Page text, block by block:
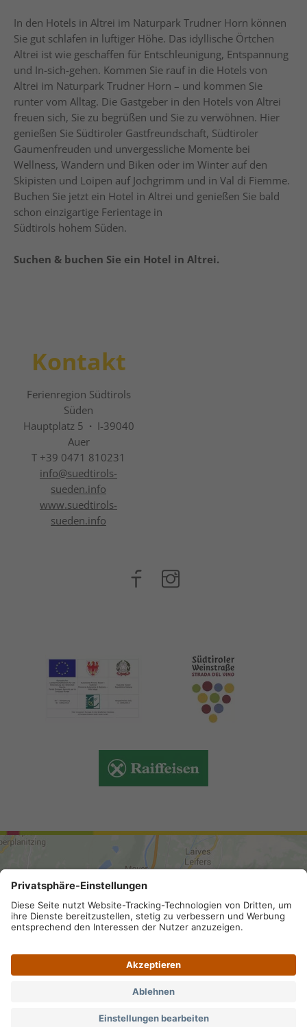
In den Hotels in Altrei im Naturpark Trudner Horn können
Sie gut schlafen in luftiger Höhe. Das idyllische Örtchen
Altrei ist wie geschaffen für Entschleunigung, Entspannung
und In-sich-gehen. Kommen Sie rauf in die Hotels von
Altrei im Naturpark Trudner Horn – und kommen Sie
runter vom Alltag. Die Gastgeber in den Hotels von Altrei
freuen sich, Sie zu begrüßen und Sie zu verwöhnen. Hier
genießen Sie Südtiroler Gastfreundschaft, Südtiroler
Gaumenfreuden und unvergessliche Momente bei
Wellness, Wandern und Biken oder im Winter auf den
Skipisten und Loipen auf Jochgrimm und in Val di Fiemme.
Buchen Sie jetzt ein Hotel in Altrei und genießen Sie bald
schon einzigartige Ferientage in
Südtirols hohem Süden.
Suchen & buchen Sie ein Hotel in Altrei.
Kontakt
Ferienregion Südtirols
Süden
Hauptplatz 5 · I-39040
Auer
T +39 0471 810231
info@suedtirols-
sueden.info
www.suedtirols-
sueden.info
ANREISE
Impressum . Privacy
A4RZ960